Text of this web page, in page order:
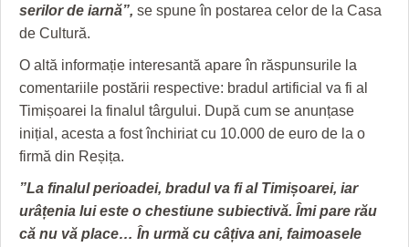
SFATUL MEDICULUI
serilor de iarnă”, se spune în postarea celor de la Casa
de Cultură.
O altă informație interesantă apare în răspunsurile la
comentariile postării respective: bradul artificial va fi al
Timișoarei la finalul târgului. După cum se anunțase
inițial, acesta a fost închiriat cu 10.000 de euro de la o
firmă din Reșița.
”La finalul perioadei, bradul va fi al Timișoarei, iar
urâțenia lui este o chestiune subiectivă. Îmi pare rău
că nu vă place… În urmă cu câțiva ani, faimoasele